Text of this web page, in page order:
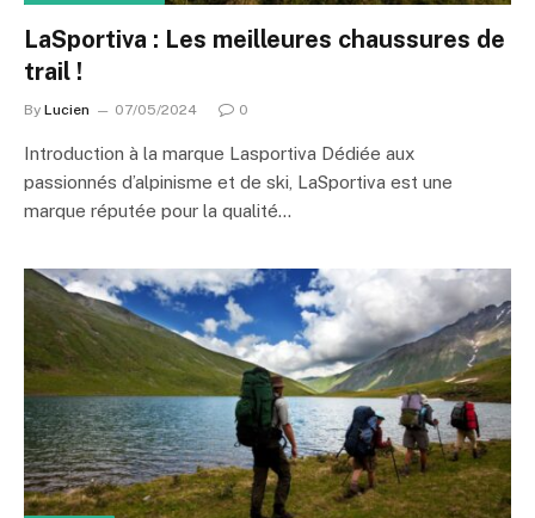
LaSportiva : Les meilleures chaussures de
trail !
By Lucien 07/05/2024 0
Introduction à la marque Lasportiva Dédiée aux
passionnés d’alpinisme et de ski, LaSportiva est une
marque réputée pour la qualité…